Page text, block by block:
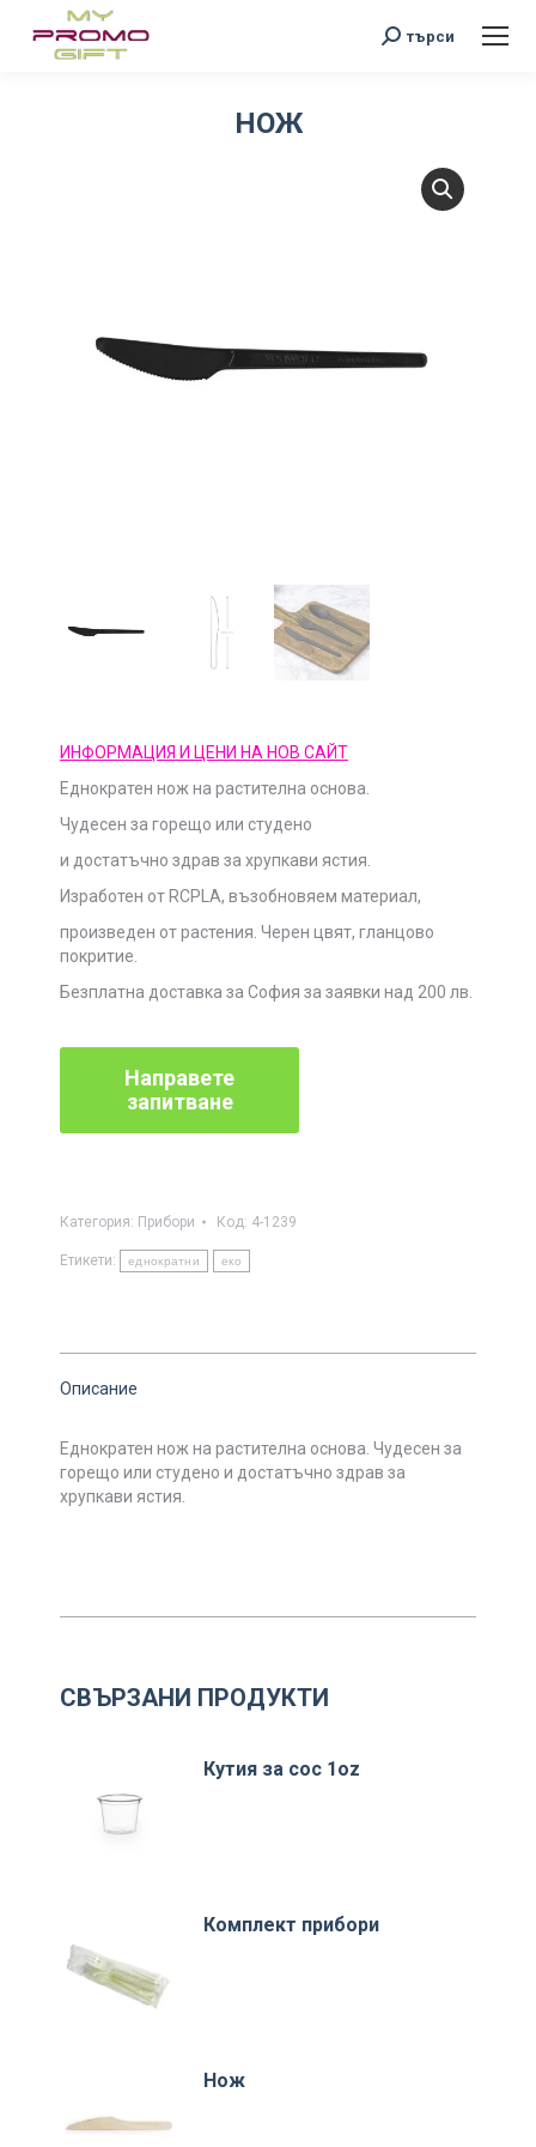
Search:
търси
НОЖ
ИНФОРМАЦИЯ И ЦЕНИ НА НОВ САЙТ
Еднократен нож на растителна основа.
Чудесен за горещо или студено
и достатъчно здрав за хрупкави ястия.
Изработен от RCPLA, възобновяем материал,
произведен от растения. Черен цвят, гланцово
покритие.
Безплатна доставка за София за заявки над 200 лв.
Категория: Прибори Код: 4-1239
Етикети: еднократни еко
Описание
Еднократен нож на растителна основа. Чудесен за
горещо или студено и достатъчно здрав за
хрупкави ястия.
СВЪРЗАНИ ПРОДУКТИ
Кутия за сос 1oz
Комплект прибори
Нож